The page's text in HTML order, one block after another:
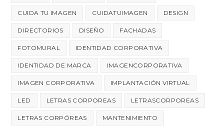
CUIDA TU IMAGEN CUIDATUIMAGEN DESIGN
DIRECTORIOS DISEÑO FACHADAS
FOTOMURAL IDENTIDAD CORPORATIVA
IDENTIDAD DE MARCA IMAGENCORPORATIVA
IMAGEN CORPORATIVA IMPLANTACIÓN VIRTUAL
LED LETRAS CORPOREAS LETRASCORPOREAS
LETRAS CORPÓREAS MANTENIMIENTO